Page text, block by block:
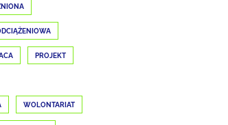
PROJEKT
WOLONTARIAT